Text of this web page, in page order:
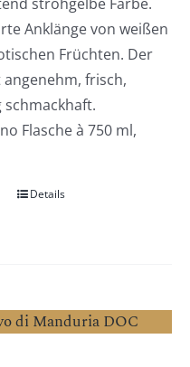
Anklänge von weißen
Früchten. Der
angenehm, frisch,
Flasche à 750 ml,
Details
di Manduria DOC